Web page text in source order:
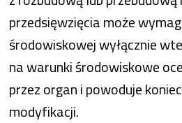
przedsięwzięcia może
środowiskowej wyłącznie
na warunki środowiskowe
przez organ i powoduje
modyfikacji.